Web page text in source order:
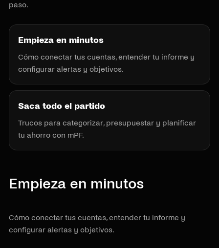
paso.
Empieza en minutos
Cómo conectar tus cuentas, entender tu informe y
configurar alertas y objetivos.
Saca todo el partido
Trucos para categorizar, presupuestar y planificar
tu ahorro con mPF.
Empieza en minutos
Cómo conectar tus cuentas, entender tu informe y
configurar alertas y objetivos.